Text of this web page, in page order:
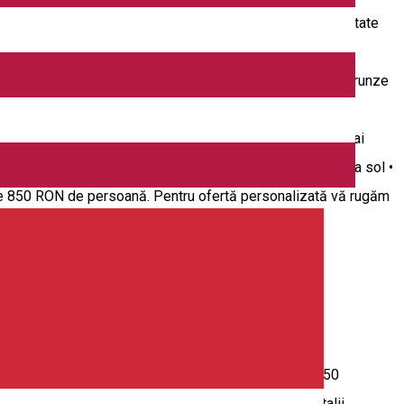
Mulți oameni cred că zborul cu balonul este o activitate
condiții de vânt slabe sau fără vânt. În timpul călătoriei
Facem semn oamenilor de sub noi și rupem frunze
grupuri sau la diferite evenimente oferim zboruri
de iarnă este mai spectaculos: Aerul rece este mai
mai înalt decât vara • La înălțime este mai cald decât la sol •
RON de persoană. Pentru ofertă personalizată vă rugăm
grupuri. • Până în 7 persoane tariful este fix, de 350